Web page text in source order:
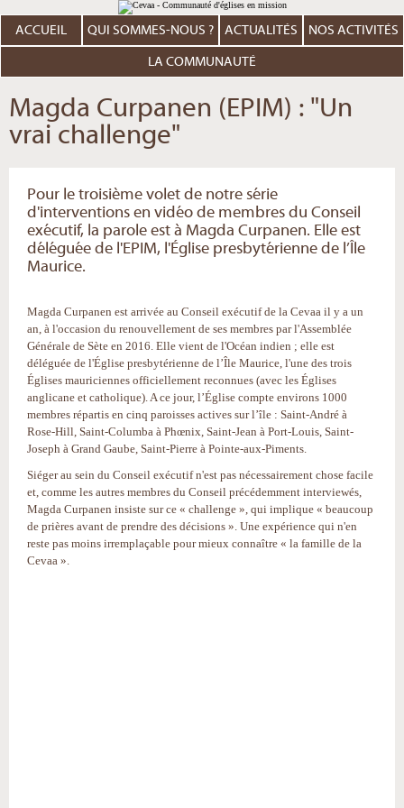
au
contenu.
Aller
personnels
ACCUEIL QUI SOMMES-NOUS ? ACTUALITÉS NOS ACTIVITÉS
LA COMMUNAUTÉ
Magda Curpanen (EPIM) : "Un
vrai challenge"
Pour le troisième volet de notre série
d'interventions en vidéo de membres du Conseil
exécutif, la parole est à Magda Curpanen. Elle est
déléguée de l'EPIM, l'Église presbytérienne de l’Île
Maurice.
Magda Curpanen est arrivée au Conseil exécutif de la Cevaa il y a un
an, à l'occasion du renouvellement de ses membres par l'Assemblée
Générale de Sète en 2016. Elle vient de l'Océan indien ; elle est
déléguée de l'Église presbytérienne de l’Île Maurice, l'une des trois
Églises mauriciennes officiellement reconnues (avec les Églises
anglicane et catholique). A ce jour, l’Église compte environs 1000
membres répartis en cinq paroisses actives sur l’île : Saint-André à
Rose-Hill, Saint-Columba à Phœnix, Saint-Jean à Port-Louis, Saint-
Joseph à Grand Gaube, Saint-Pierre à Pointe-aux-Piments.
Siéger au sein du Conseil exécutif n'est pas nécessairement chose facile
et, comme les autres membres du Conseil précédemment interviewés,
Magda Curpanen insiste sur ce « challenge », qui implique « beaucoup
de prières avant de prendre des décisions ». Une expérience qui n'en
reste pas moins irremplaçable pour mieux connaître « la famille de la
Cevaa ».